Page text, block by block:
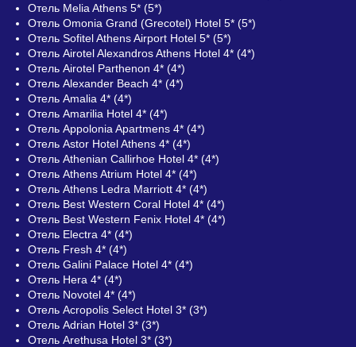
Отель Melia Athens 5* (5*)
Отель Omonia Grand (Grecotel) Hotel 5* (5*)
Отель Sofitel Athens Airport Hotel 5* (5*)
Отель Airotel Alexandros Athens Hotel 4* (4*)
Отель Airotel Parthenon 4* (4*)
Отель Alexander Beach 4* (4*)
Отель Amalia 4* (4*)
Отель Amarilia Hotel 4* (4*)
Отель Appolonia Apartmens 4* (4*)
Отель Astor Hotel Athens 4* (4*)
Отель Athenian Callirhoe Hotel 4* (4*)
Отель Athens Atrium Hotel 4* (4*)
Отель Athens Ledra Marriott 4* (4*)
Отель Best Western Coral Hotel 4* (4*)
Отель Best Western Fenix Hotel 4* (4*)
Отель Electra 4* (4*)
Отель Fresh 4* (4*)
Отель Galini Palace Hotel 4* (4*)
Отель Hera 4* (4*)
Отель Novotel 4* (4*)
Отель Acropolis Select Hotel 3* (3*)
Отель Adrian Hotel 3* (3*)
Отель Arethusa Hotel 3* (3*)